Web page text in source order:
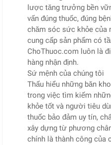
lược tăng trưởng bền
vấn đúng thuốc, đúng
chăm sóc sức khỏe của
cung cấp sản phẩm có
ChoThuoc.com luôn là
hàng nhận định.
Sứ mệnh của chúng tôi
Thấu hiểu những băn
trong việc tìm kiếm
khỏe tốt và người tiêu
thuốc bảo đảm uy tín,
xây dựng từ phương
chính là thành công của